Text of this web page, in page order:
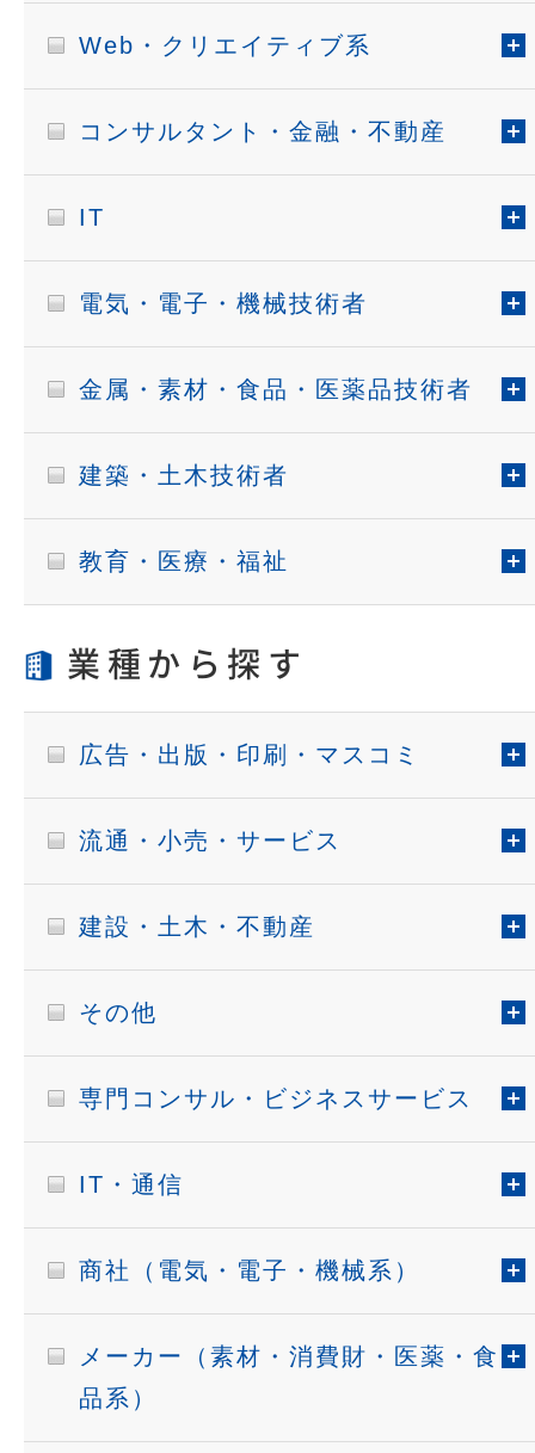
Web・クリエイティブ系
コンサルタント・金融・不動産
IT
電気・電子・機械技術者
金属・素材・食品・医薬品技術者
建築・土木技術者
教育・医療・福祉
業種から探す
広告・出版・印刷・マスコミ
流通・小売・サービス
建設・土木・不動産
その他
専門コンサル・ビジネスサービス
IT・通信
商社（電気・電子・機械系）
メーカー（素材・消費財・医薬・食
品系）